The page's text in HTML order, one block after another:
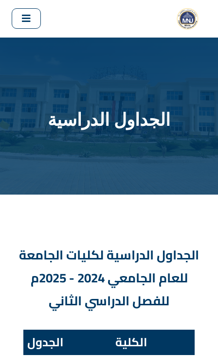
الجداول الدراسية
الجداول الدراسية لكليات الجامعة
للعام الجامعي 2024 - 2025م
للفصل الدراسي الثاني
الكلية الجدول